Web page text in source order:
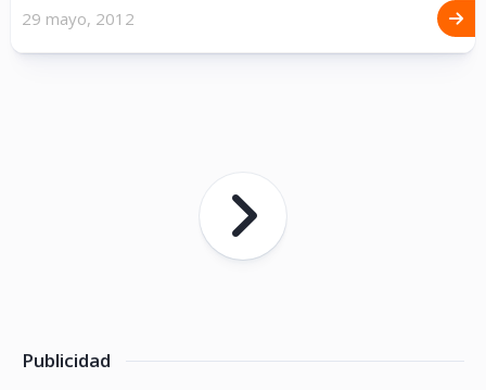
29 mayo, 2012
Publicidad